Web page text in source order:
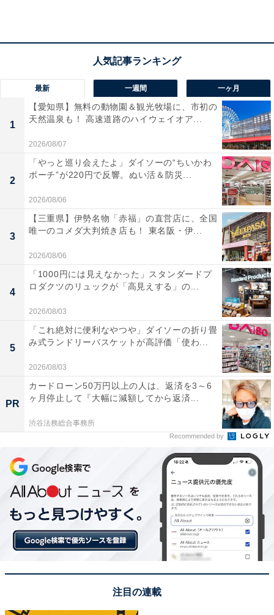
所在地：富山県氷見市宇波10-1
交通手段：JR氷見線氷見駅より専用バスで約10分（要予
※料金は公式Webサイト参考価格
※プラン・部屋により価格は変動します
チェックイン・チェックアウト
チェックイン：15:00
チェックアウト：11:00
※プランにより時間が異なる可能性があります
あわせて読みたい
【氷見温泉郷の人気ホテル】「氷見温泉郷 く
つろぎの宿 うみあかり」が選ばれる理由
「TOGEN 黒部 宇奈月温泉」は黒部川の絶景と名
最新 一週間 一ヶ月
1
【愛知県】無料の動物園＆観光牧場に、市初の
天然温泉も！ 高速道路のハイウェイオア...
2026/08/07
2
「やっと巡り会えたよ」ダイソーの“ちいかわ
ポーチ”が220円で反響。ぬい活＆防災...
2026/08/06
3
【三重県】伊勢名物「赤福」の直営店に、全国
唯一のコメダ大判焼き店も！ 東名阪・伊...
2026/08/06
4
「1000円には見えなかった」スタンダードプ
ロダクツのリュックが「高見えする」の...
2026/08/03
5
「これ絶対に便利なやつや」ダイソーの折り畳
み式ランドリーバスケットが高評価「使わ...
2026/08/03
PR
カードローン50万円以上の人は、返済を3～6
ヶ月停止して『大幅に減額してから返済...
渋谷法務総合事務所
Recommended by
注目の連載